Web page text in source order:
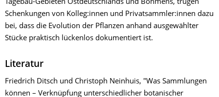
Tagebau-Gebieten Ostdeutschlands und Böhmens, trugen
Schenkungen von Kolleg:innen und Privatsammler:innen dazu
bei, dass die Evolution der Pflanzen anhand ausgewählter
Stücke praktisch lückenlos dokumentiert ist.
Literatur
Friedrich Ditsch und Christoph Neinhuis, "Was Sammlungen
können – Verknüpfung unterschiedlicher botanischer